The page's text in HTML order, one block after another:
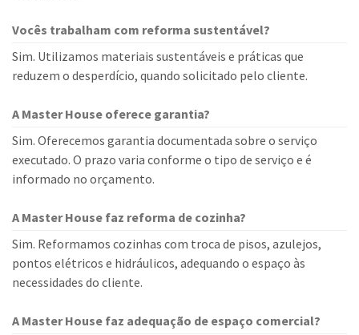
Vocês trabalham com reforma sustentável?
Sim. Utilizamos materiais sustentáveis e práticas que
reduzem o desperdício, quando solicitado pelo cliente.
A Master House oferece garantia?
Sim. Oferecemos garantia documentada sobre o serviço
executado. O prazo varia conforme o tipo de serviço e é
informado no orçamento.
A Master House faz reforma de cozinha?
Sim. Reformamos cozinhas com troca de pisos, azulejos,
pontos elétricos e hidráulicos, adequando o espaço às
necessidades do cliente.
A Master House faz adequação de espaço comercial?